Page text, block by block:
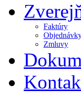
Faktúry
Zmluvy